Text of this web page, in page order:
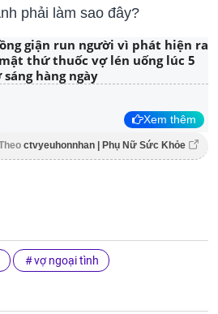
phải làm sao đây?
giận run người vì phát hiện ra
thứ thuốc vợ lén uống lúc 5
sáng hàng ngày
Xem thêm
ctvyeuhonnhan | Phụ Nữ Sức Khỏe
vợ ngoại tình